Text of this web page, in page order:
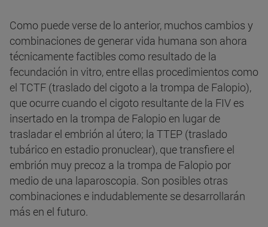
Como puede verse de lo anterior, muchos cambios y
combinaciones de generar vida humana son ahora
técnicamente factibles como resultado de la
fecundación in vitro, entre ellas procedimientos como
el TCTF (traslado del cigoto a la trompa de Falopio),
que ocurre cuando el cigoto resultante de la FIV es
insertado en la trompa de Falopio en lugar de
trasladar el embrión al útero; la TTEP (traslado
tubárico en estadio pronuclear), que transfiere el
embrión muy precoz a la trompa de Falopio por
medio de una laparoscopia. Son posibles otras
combinaciones e indudablemente se desarrollarán
más en el futuro.